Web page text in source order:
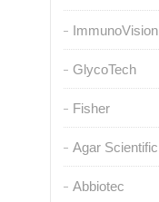
ImmunoVision
GlycoTech
Fisher
Agar Scientific
Abbiotec